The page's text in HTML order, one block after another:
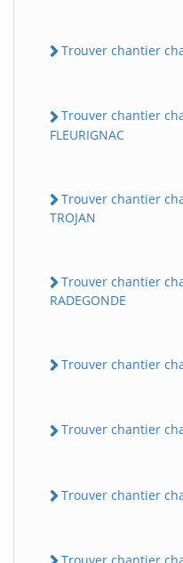
Trouver chantier
Trouver chantier
FLEURIGNAC
Trouver chantier
TROJAN
Trouver chantier
RADEGONDE
Trouver chantier
Trouver chantier
Trouver chantier